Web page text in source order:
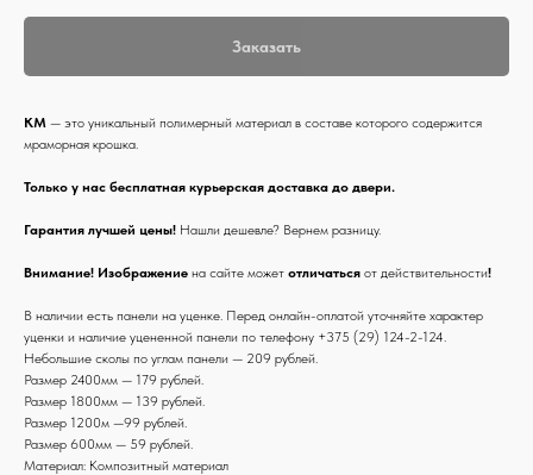
Заказать
КМ — это уникальный полимерный материал в составе которого содержится
мраморная крошка.
Только у нас бесплатная курьерская доставка до двери.
Гарантия лучшей цены! Нашли дешевле? Вернем разницу.
Внимание! Изображение на сайте может отличаться от действительности!
В наличии есть панели на уценке. Перед онлайн-оплатой уточняйте характер
уценки и наличие уцененной панели по телефону +375 (29) 124-2-124.
Небольшие сколы по углам панели — 209 рублей.
Размер 2400мм — 179 рублей.
Размер 1800мм — 139 рублей.
Размер 1200м —99 рублей.
Размер 600мм — 59 рублей.
Материал: Композитный материал